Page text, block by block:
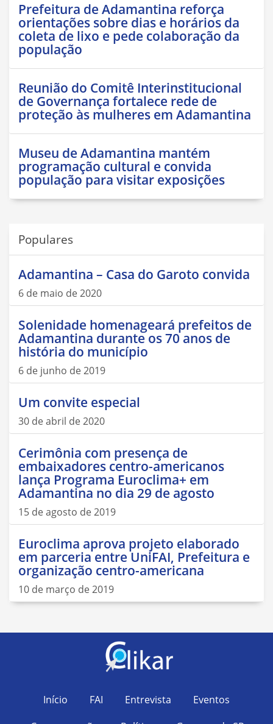
Prefeitura de Adamantina reforça
orientações sobre dias e horários da
coleta de lixo e pede colaboração da
população
Reunião do Comitê Interinstitucional
de Governança fortalece rede de
proteção às mulheres em Adamantina
Museu de Adamantina mantém
programação cultural e convida
população para visitar exposições
Populares
Adamantina – Casa do Garoto convida
6 de maio de 2020
Solenidade homenageará prefeitos de
Adamantina durante os 70 anos de
história do município
6 de junho de 2019
Um convite especial
30 de abril de 2020
Cerimônia com presença de
embaixadores centro-americanos
lança Programa Euroclima+ em
Adamantina no dia 29 de agosto
15 de agosto de 2019
Euroclima aprova projeto elaborado
em parceria entre UniFAI, Prefeitura e
organização centro-americana
10 de março de 2019
Início FAI Entrevista
Eventos